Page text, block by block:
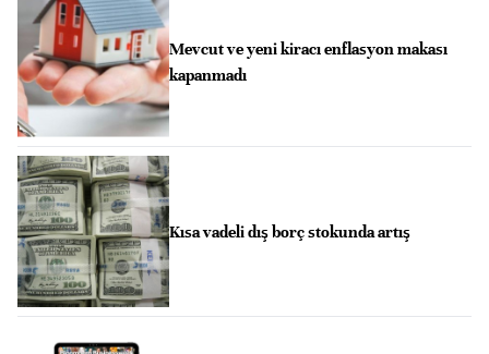
Mevcut ve yeni kiracı enflasyon makası
kapanmadı
Kısa vadeli dış borç stokunda artış